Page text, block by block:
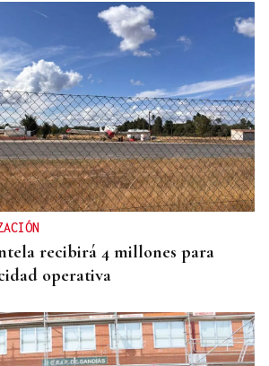
recibirá 4 millones para
operativa